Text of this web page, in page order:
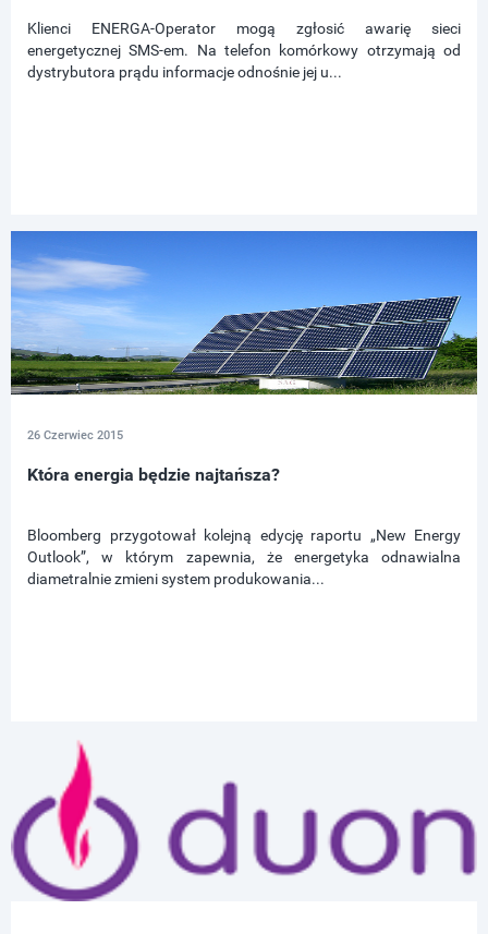
Klienci ENERGA-Operator mogą zgłosić awarię sieci
energetycznej SMS-em. Na telefon komórkowy otrzymają od
dystrybutora prądu informacje odnośnie jej u...
26 Czerwiec 2015
Która energia będzie najtańsza?
Bloomberg przygotował kolejną edycję raportu „New Energy
Outlook”, w którym zapewnia, że energetyka odnawialna
diametralnie zmieni system produkowania...